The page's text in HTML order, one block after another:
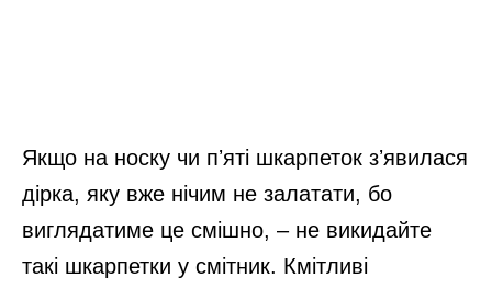
Якщо на носку чи пʼяті шкарпеток зʼявилася
дірка, яку вже нічим не залатати, бо
виглядатиме це смішно, – не викидайте
такі шкарпетки у смітник. Кмітливі